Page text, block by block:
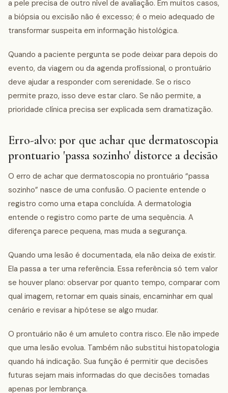
a pele precisa de outro nível de avaliação. Em muitos casos,
a biópsia ou excisão não é excesso; é o meio adequado de
transformar suspeita em informação histológica.
Quando a paciente pergunta se pode deixar para depois do
evento, da viagem ou da agenda profissional, o prontuário
deve ajudar a responder com serenidade. Se o risco
permite prazo, isso deve estar claro. Se não permite, a
prioridade clínica precisa ser explicada sem dramatização.
Erro-alvo: por que achar que dermatoscopia
prontuario 'passa sozinho' distorce a decisão
O erro de achar que dermatoscopia no prontuário “passa
sozinho” nasce de uma confusão. O paciente entende o
registro como uma etapa concluída. A dermatologia
entende o registro como parte de uma sequência. A
diferença parece pequena, mas muda a segurança.
Quando uma lesão é documentada, ela não deixa de existir.
Ela passa a ter uma referência. Essa referência só tem valor
se houver plano: observar por quanto tempo, comparar com
qual imagem, retornar em quais sinais, encaminhar em qual
cenário e revisar a hipótese se algo mudar.
O prontuário não é um amuleto contra risco. Ele não impede
que uma lesão evolua. Também não substitui histopatologia
quando há indicação. Sua função é permitir que decisões
futuras sejam mais informadas do que decisões tomadas
apenas por lembrança.